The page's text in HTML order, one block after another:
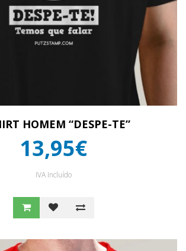
HOMEM “DESPE-TE”
13,95€
IVA Incluído